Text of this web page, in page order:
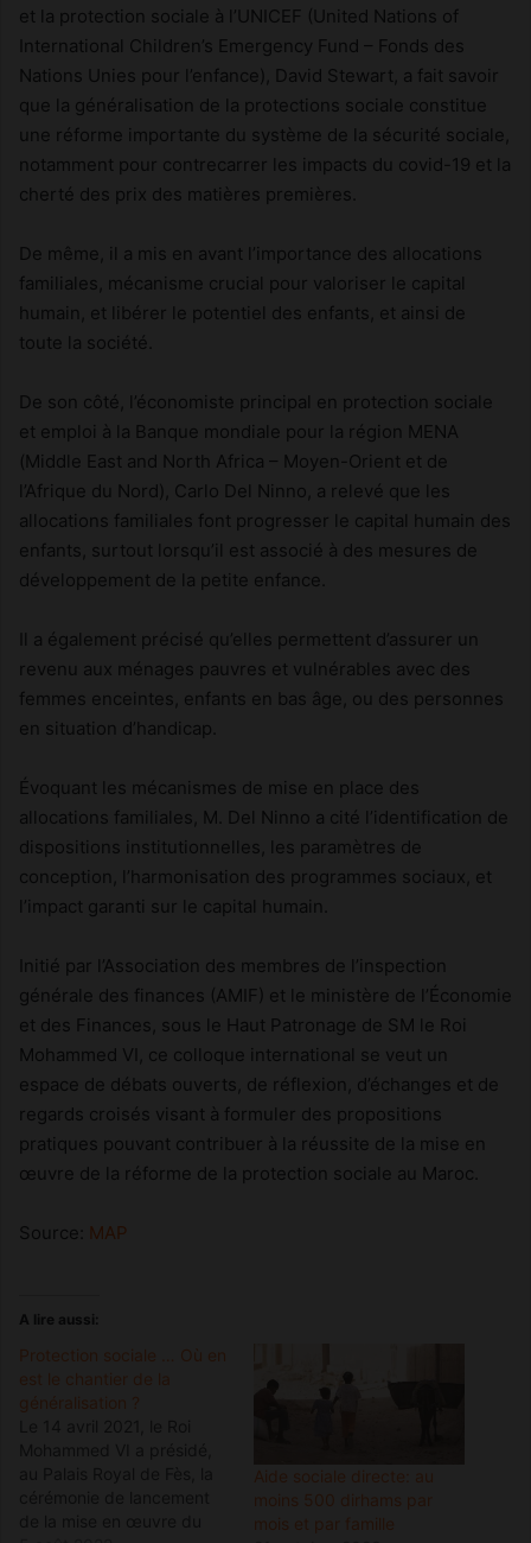
et la protection sociale à l’UNICEF (United Nations of
International Children’s Emergency Fund – Fonds des
Nations Unies pour l’enfance), David Stewart, a fait savoir
que la généralisation de la protections sociale constitue
une réforme importante du système de la sécurité sociale,
notamment pour contrecarrer les impacts du covid-19 et la
cherté des prix des matières premières.
De même, il a mis en avant l’importance des allocations
familiales, mécanisme crucial pour valoriser le capital
humain, et libérer le potentiel des enfants, et ainsi de
toute la société.
De son côté, l’économiste principal en protection sociale
et emploi à la Banque mondiale pour la région MENA
(Middle East and North Africa – Moyen-Orient et de
l’Afrique du Nord), Carlo Del Ninno, a relevé que les
allocations familiales font progresser le capital humain des
enfants, surtout lorsqu’il est associé à des mesures de
développement de la petite enfance.
Il a également précisé qu’elles permettent d’assurer un
revenu aux ménages pauvres et vulnérables avec des
femmes enceintes, enfants en bas âge, ou des personnes
en situation d’handicap.
Évoquant les mécanismes de mise en place des
allocations familiales, M. Del Ninno a cité l’identification de
dispositions institutionnelles, les paramètres de
conception, l’harmonisation des programmes sociaux, et
l’impact garanti sur le capital humain.
Initié par l’Association des membres de l’inspection
générale des finances (AMIF) et le ministère de l’Économie
et des Finances, sous le Haut Patronage de SM le Roi
Mohammed VI, ce colloque international se veut un
espace de débats ouverts, de réflexion, d’échanges et de
regards croisés visant à formuler des propositions
pratiques pouvant contribuer à la réussite de la mise en
œuvre de la réforme de la protection sociale au Maroc.
Source: MAP
A lire aussi:
Protection sociale … Où en
est le chantier de la
généralisation ?
Aide sociale directe: au
moins 500 dirhams par
mois et par famille